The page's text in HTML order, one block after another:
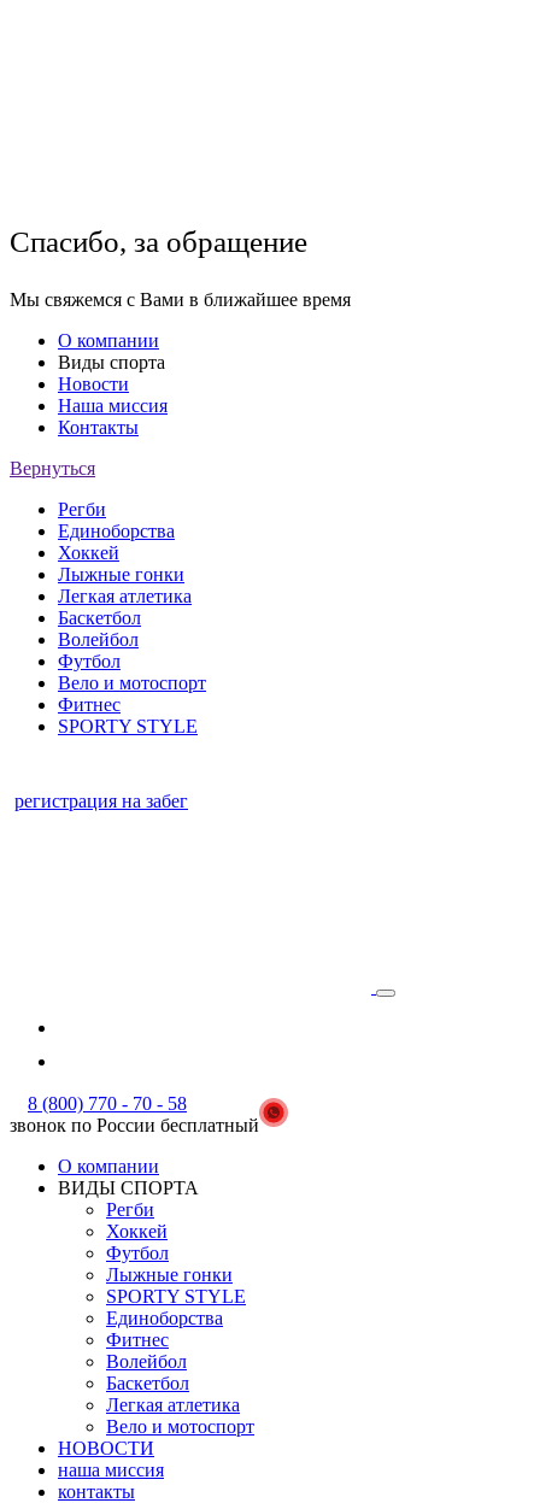
Спасибо, за обращение
Мы свяжемся с Вами в ближайшее время
О компании
Виды спорта
Новости
Наша миссия
Контакты
Вернуться
Регби
Единоборства
Хоккей
Лыжные гонки
Легкая атлетика
Баскетбол
Волейбол
Футбол
Вело и мотоспорт
Фитнес
SPORTY STYLE
регистрация на забег
8 (800) 770 - 70 - 58
звонок по России бесплатный
О компании
ВИДЫ СПОРТА
Регби
Хоккей
Футбол
Лыжные гонки
SPORTY STYLE
Единоборства
Фитнес
Волейбол
Баскетбол
Легкая атлетика
Вело и мотоспорт
НОВОСТИ
наша миссия
контакты